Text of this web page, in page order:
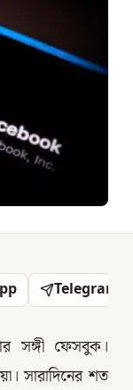
Telegram
সঙ্গী ফেসবুক।
সারাদিনের শত